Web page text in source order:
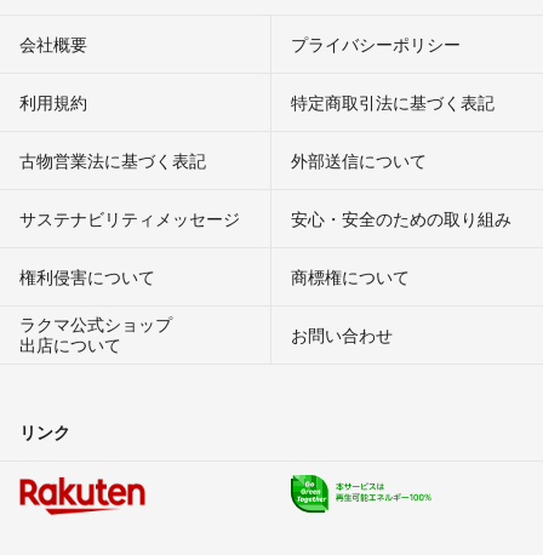
会社概要 プライバシーポリシー
利用規約 特定商取引法に基づく表記
古物営業法に基づく表記 外部送信について
サステナビリティメッセージ 安心・安全のための取り組み
権利侵害について
商標権について
ラクマ公式ショップ
出店について
お問い合わせ
リンク